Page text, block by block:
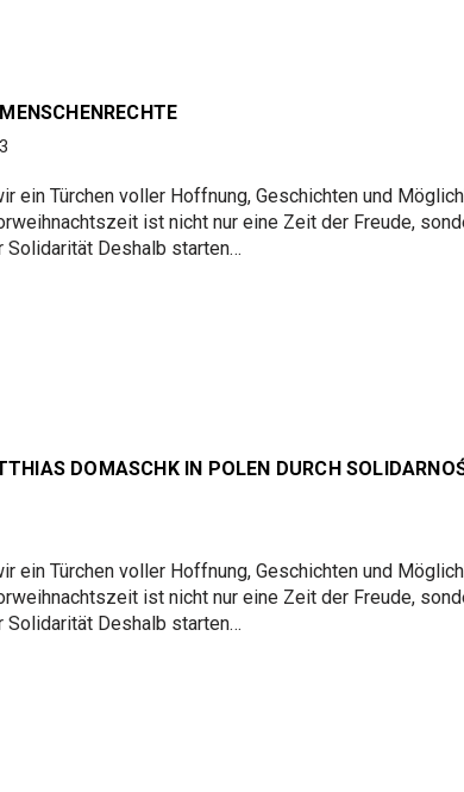
ein Türchen voller Hoffnung, Geschichten und
ist nicht nur eine Zeit der Freude,
Solidarität Deshalb starten…
DOMASCHK IN POLEN DURCH
ein Türchen voller Hoffnung, Geschichten und
ist nicht nur eine Zeit der Freude,
Solidarität Deshalb starten…